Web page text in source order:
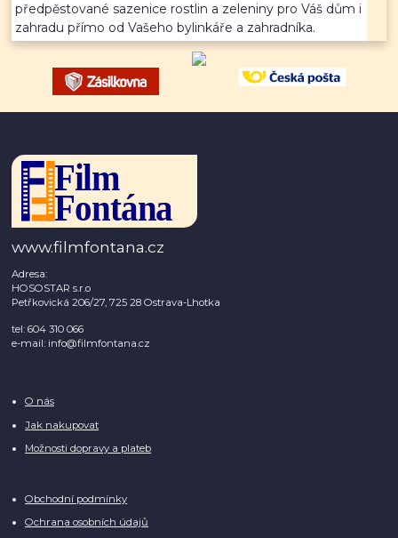
předpěstované sazenice rostlin a zeleniny pro Váš dům i
zahradu přímo od Vašeho bylinkáře a zahradníka.
www.filmfontana.cz
Adresa:
HOSOSTAR s.r.o
Petřkovická 206/27, 725 28 Ostrava-Lhotka
tel: 604 310 066
e-mail: info@filmfontana.cz
O nás
Jak nakupovat
Možnosti dopravy a plateb
Obchodní podmínky
Ochrana osobních údajů